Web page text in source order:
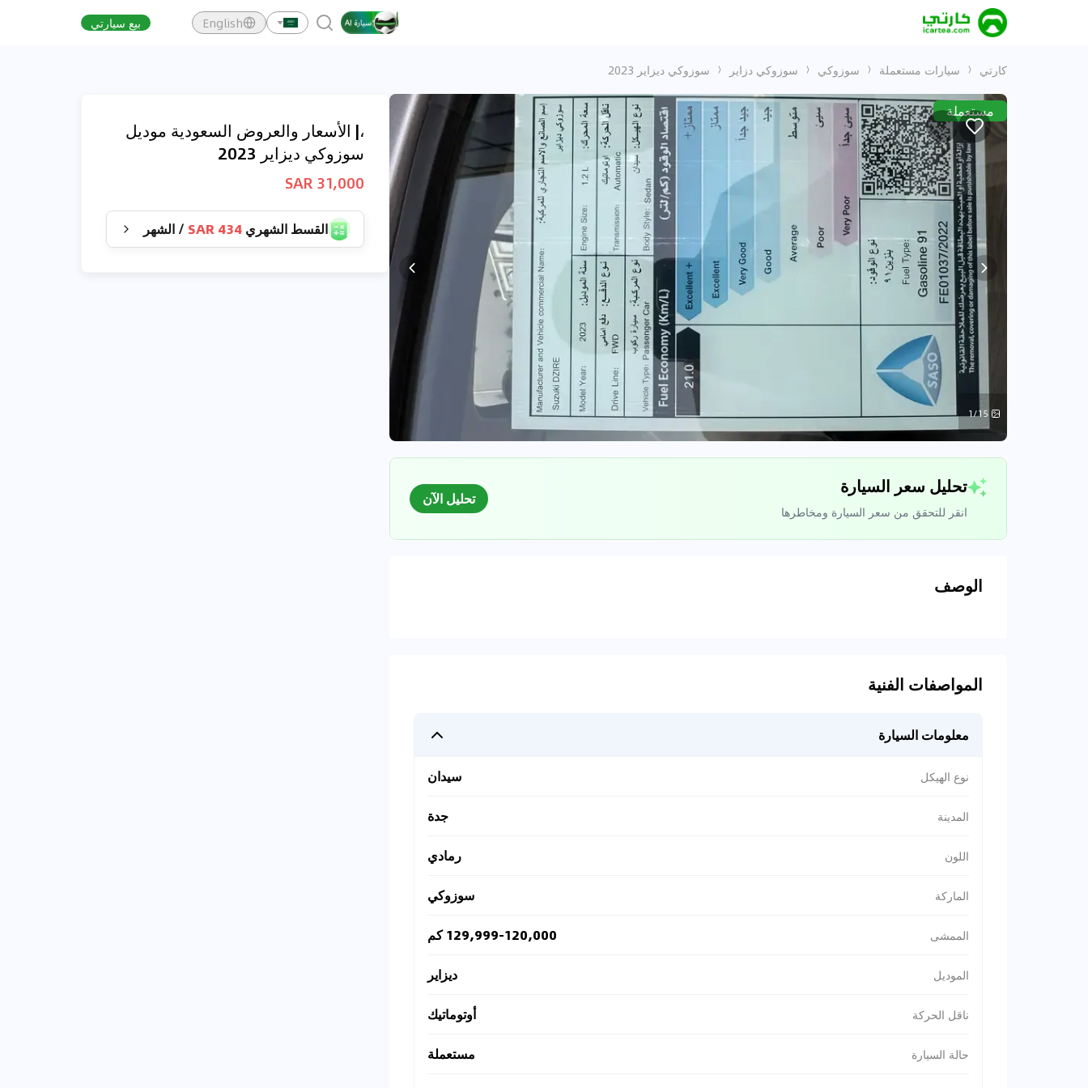
English بيع سيارتي
كارتي سيارات مستعملة سوزوكي سوزوكي دزاير سوزوكي ديزاير 2023
مستعملة
1/15
تحليل سعر السيارة
انقر للتحقق من سعر السيارة ومخاطرها
تحليل الآن
الوصف
المواصفات الفنية
معلومات السيارة
نوع الهيكل سيدان
المدينة جدة
اللون رمادي
الماركة سوزوكي
الممشى 129,999-120,000 كم
الموديل ديزاير
ناقل الحركة أوتوماتيك
حالة السيارة مستعملة
،| الأسعار والعروض السعودية موديل
سوزوكي ديزاير 2023
31,000 SAR
القسط الشهري 434 SAR
/ الشهر